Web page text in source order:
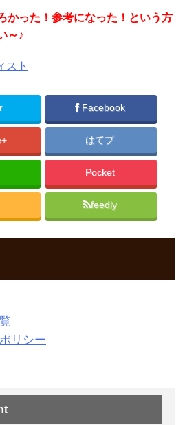
かった！参考になった！という方
～♪
スト
Facebook
はてブ
Pocket
feedly
リシー